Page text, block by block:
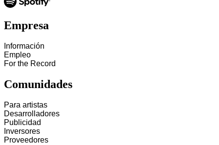
Empresa
Información
Empleo
For the Record
Comunidades
Para artistas
Desarrolladores
Publicidad
Inversores
Proveedores